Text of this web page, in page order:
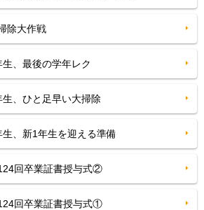
除大作戦
、最後の学年レク
、ひと足早い大掃除
、新1年生を迎える準備
回卒業証書授与式②
回卒業証書授与式①